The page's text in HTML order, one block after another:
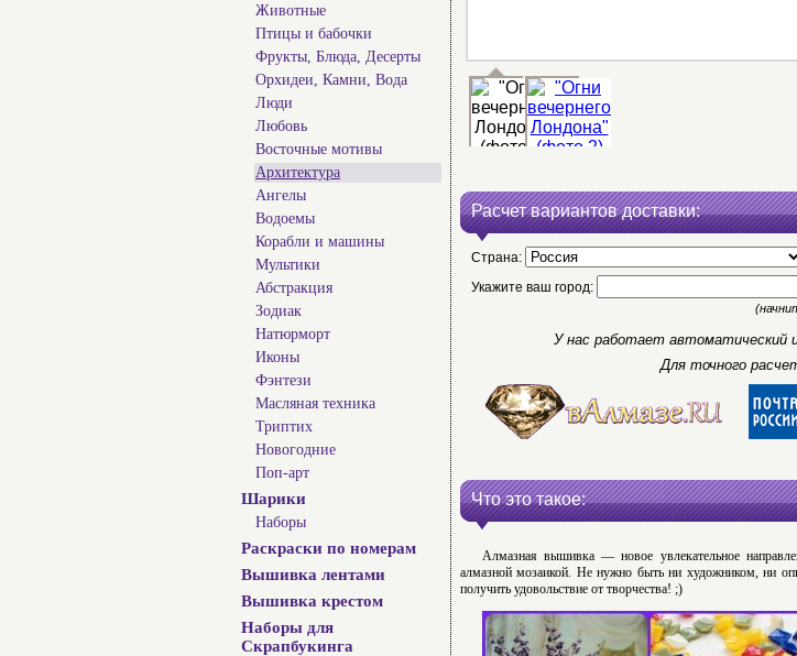
Животные
Птицы и бабочки
Фрукты, Блюда, Десерты
Орхидеи, Камни, Вода
Люди
Любовь
Восточные мотивы
Архитектура
Ангелы
Водоемы
Корабли и машины
Мультики
Абстракция
Зодиак
Натюрморт
Иконы
Фэнтези
Масляная техника
Триптих
Новогодние
Поп-арт
Шарики
Наборы
Раскраски по номерам
Вышивка лентами
Вышивка крестом
Наборы для
Скрапбукинга
Расчет вариантов доставки:
Страна:
Укажите ваш город:
У нас работает автоматический
Для точного
Что это такое:
Алмазная вышивка — новое увлекательное
алмазной мозаикой. Не нужно быть ни художником, ни
получить удовольствие от творчества! ;)